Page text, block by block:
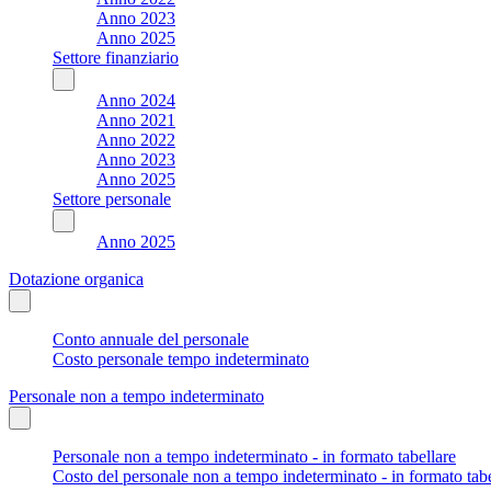
Anno 2023
Anno 2025
Settore finanziario
Anno 2024
Anno 2021
Anno 2022
Anno 2023
Anno 2025
Settore personale
Anno 2025
Dotazione organica
Conto annuale del personale
Costo personale tempo indeterminato
Personale non a tempo indeterminato
Personale non a tempo indeterminato - in formato tabellare
Costo del personale non a tempo indeterminato - in formato